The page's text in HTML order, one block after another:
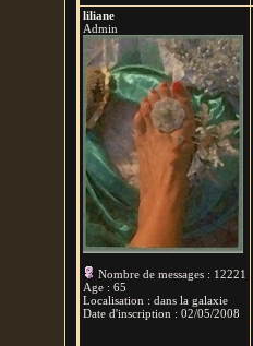
liliane
Admin
Nombre de messages : 12221
Age : 65
Localisation : dans la galaxie
Date d'inscription : 02/05/2008